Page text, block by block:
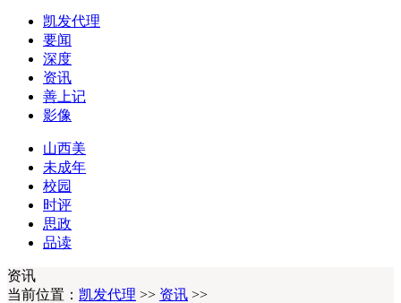
凯发代理
要闻
深度
资讯
善上记
影像
山西美
未成年
校园
时评
思政
品读
资讯
当前位置： 凯发代理 >> 资讯 >>